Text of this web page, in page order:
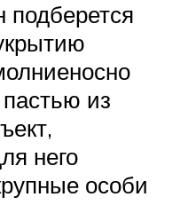
подберется
пастью из
него
особи